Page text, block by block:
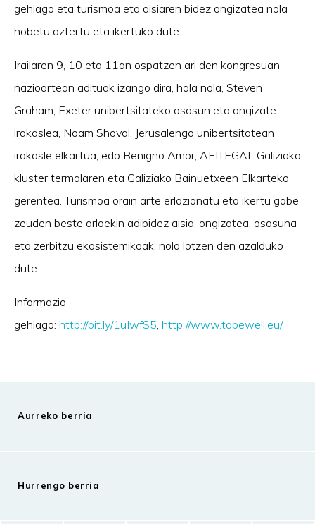
gehiago eta turismoa eta aisiaren bidez ongizatea nola
hobetu aztertu eta ikertuko dute.
Irailaren 9, 10 eta 11an ospatzen ari den kongresuan
nazioartean adituak izango dira, hala nola, Steven
Graham, Exeter unibertsitateko osasun eta ongizate
irakaslea, Noam Shoval, Jerusalengo unibertsitatean
irakasle elkartua, edo Benigno Amor, AEITEGAL Galiziako
kluster termalaren eta Galiziako Bainuetxeen Elkarteko
gerentea. Turismoa orain arte erlazionatu eta ikertu gabe
zeuden beste arloekin adibidez aisia, ongizatea, osasuna
eta zerbitzu ekosistemikoak, nola lotzen den azalduko
dute.
Informazio
gehiago: http://bit.ly/1uIwfS5, http://www.tobewell.eu/
Aurreko berria
Hurrengo berria